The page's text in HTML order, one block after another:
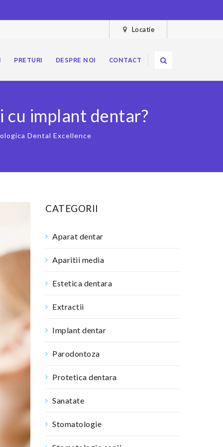
Locatie
PRETURI DESPRE NOI CONTACT
implant dentar?
Dental Excellence
CATEGORII
Aparat dentar
Aparitii media
Estetica dentara
Extractii
Implant dentar
Parodontoza
Protetica dentara
Sanatate
Stomatologie